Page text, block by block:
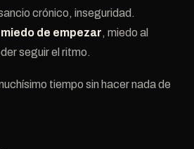
crónico, inseguridad.
de empezar, miedo al
seguir el ritmo.
tiempo sin hacer nada de